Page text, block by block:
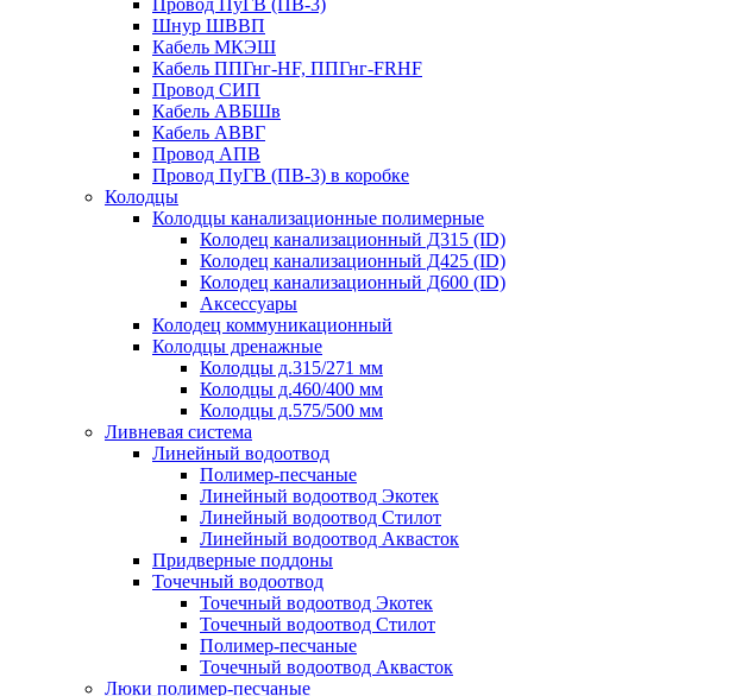
Шнур ШВВП
Кабель МКЭШ
Кабель ППГнг-HF, ППГнг-FRHF
Провод СИП
Кабель АВБШв
Кабель АВВГ
Провод АПВ
Провод ПуГВ (ПВ-3) в коробке
Колодцы
Колодцы канализационные полимерные
Колодец канализационный Д315 (ID)
Колодец канализационный Д425 (ID)
Колодец канализационный Д600 (ID)
Аксессуары
Колодец коммуникационный
Колодцы дренажные
Колодцы д.315/271 мм
Колодцы д.460/400 мм
Колодцы д.575/500 мм
Ливневая система
Линейный водоотвод
Полимер-песчаные
Линейный водоотвод Экотек
Линейный водоотвод Стилот
Линейный водоотвод Аквасток
Придверные поддоны
Точечный водоотвод
Точечный водоотвод Экотек
Точечный водоотвод Стилот
Полимер-песчаные
Точечный водоотвод Аквасток
Люки полимер-песчаные